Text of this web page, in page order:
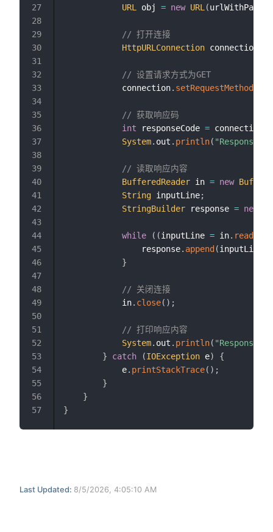
URL obj = new URL(urlWithParams
// 打开连接
HttpURLConnection connection
// 设置请求方式为GET
            connection
. setRequestMethod
// 获取响应码
int responseCode = connection
System. out . println( "Response
// 读取响应内容
BufferedReader in = new
String inputLine;
StringBuilder response = new
while ( (inputLine = in. readLine
                response
. append (inputLine
}
// 关闭连接
            in
. close( ) ;
// 打印响应内容
System. out . println( "Response
}
catch (IOException e)
{
            e
. printStackTrace( ) ;
}
}
}
Last Updated: 8/5/2026, 4:05:10 AM